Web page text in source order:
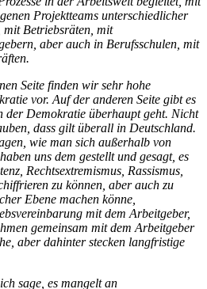
Projektteams unterschiedlicher
mit Betriebsräten, mit
aber auch in Berufsschulen, mit
Seite finden wir sehr hohe
vor. Auf der anderen Seite gibt es
der Demokratie überhaupt geht. Nicht
dass gilt überall in Deutschland.
wie man sich außerhalb von
uns dem gestellt und gesagt, es
Rechtsextremismus, Rassismus,
zu können, aber auch zu
Ebene machen könne,
mit dem Arbeitgeber,
gemeinsam mit dem Arbeitgeber
aber dahinter stecken langfristige
sage, es mangelt an